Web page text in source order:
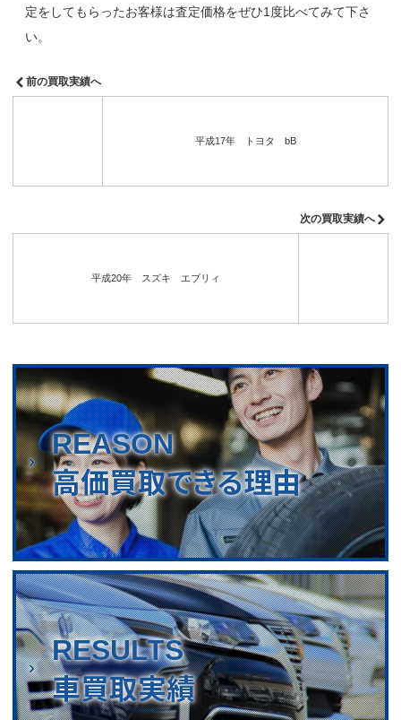
定をしてもらったお客様は査定価格をぜひ1度比べてみて下さ
い。
前の買取実績へ
平成17年 トヨタ bB
次の買取実績へ
平成20年 スズキ エブリィ
REASON
高価買取できる理由
RESULTS
車買取実績